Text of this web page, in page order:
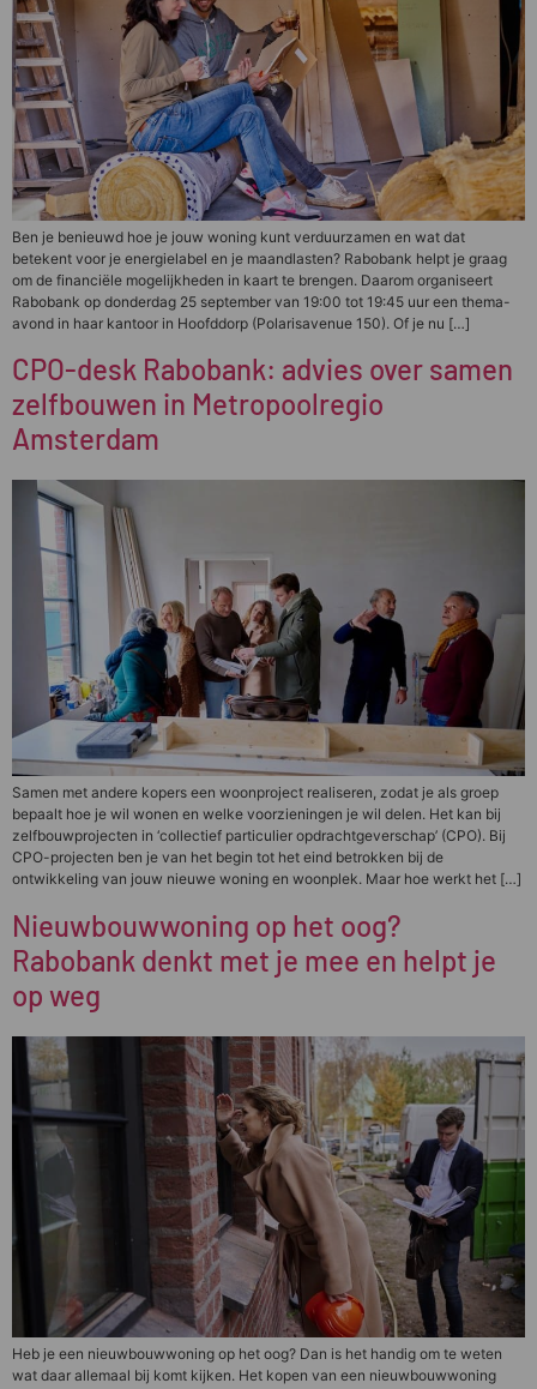
Ben je benieuwd hoe je jouw woning kunt verduurzamen en wat dat
betekent voor je energielabel en je maandlasten? Rabobank helpt je graag
om de financiële mogelijkheden in kaart te brengen. Daarom organiseert
Rabobank op donderdag 25 september van 19:00 tot 19:45 uur een thema-
avond in haar kantoor in Hoofddorp (Polarisavenue 150). Of je nu […]
CPO-desk Rabobank: advies over samen
zelfbouwen in Metropoolregio
Amsterdam
Samen met andere kopers een woonproject realiseren, zodat je als groep
bepaalt hoe je wil wonen en welke voorzieningen je wil delen. Het kan bij
zelfbouwprojecten in ‘collectief particulier opdrachtgeverschap’ (CPO). Bij
CPO-projecten ben je van het begin tot het eind betrokken bij de
ontwikkeling van jouw nieuwe woning en woonplek. Maar hoe werkt het […]
Nieuwbouwwoning op het oog?
Rabobank denkt met je mee en helpt je
op weg
Heb je een nieuwbouwwoning op het oog? Dan is het handig om te weten
wat daar allemaal bij komt kijken. Het kopen van een nieuwbouwwoning